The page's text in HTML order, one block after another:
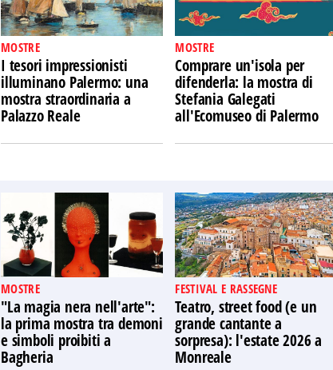
MOSTRE
I tesori impressionisti
illuminano Palermo: una
mostra straordinaria a
Palazzo Reale
MOSTRE
Comprare un'isola per
difenderla: la mostra di
Stefania Galegati
all'Ecomuseo di Palermo
MOSTRE
"La magia nera nell'arte":
la prima mostra tra demoni
e simboli proibiti a
Bagheria
FESTIVAL E RASSEGNE
Teatro, street food (e un
grande cantante a
sorpresa): l'estate 2026 a
Monreale